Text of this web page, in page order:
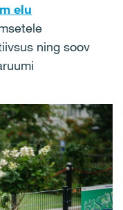
elu
ning soov